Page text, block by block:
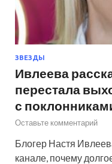
ЗВЕЗДЫ
Ивлеева
перестала
с
Оставьте комментарий
Блогер Настя
канале, почему